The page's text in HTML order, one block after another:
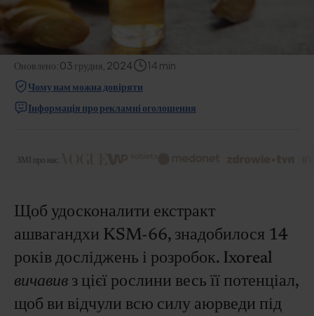
Оновлено:03 грудня, 2024 14 min
Чому нам можна довіряти
Інформація про рекламні оголошення
ЗМІ про нас:
Щоб удосконалити екстракт
ашвагандхи KSM-66, знадобилося 14
років досліджень і розробок. Ixoreal
вичавив з цієї рослини весь її потенціал,
щоб ви відчули всю силу аюрведи під